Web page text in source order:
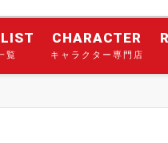
覧
CHARACTER
キャラクター専門店